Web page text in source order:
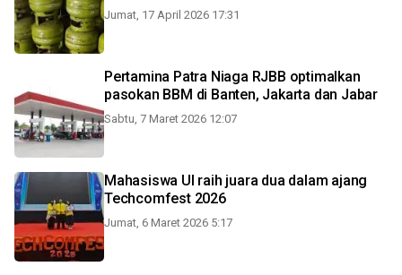
Jumat, 17 April 2026 17:31
Pertamina Patra Niaga RJBB optimalkan
pasokan BBM di Banten, Jakarta dan Jabar
Sabtu, 7 Maret 2026 12:07
Mahasiswa UI raih juara dua dalam ajang
Techcomfest 2026
Jumat, 6 Maret 2026 5:17